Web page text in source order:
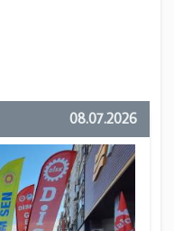
08.07.2026